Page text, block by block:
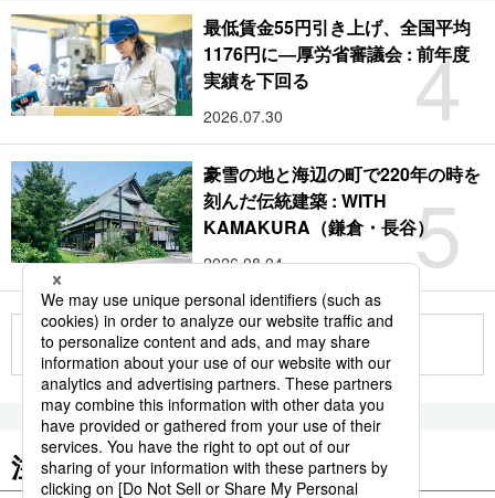
4
最低賃金55円引き上げ、全国平均
1176円に―厚労省審議会 : 前年度
実績を下回る
2026.07.30
5
豪雪の地と海辺の町で220年の時を
刻んだ伝統建築 : WITH
KAMAKURA（鎌倉・長谷）
2026.08.04
もっと見る
注目のキーワード